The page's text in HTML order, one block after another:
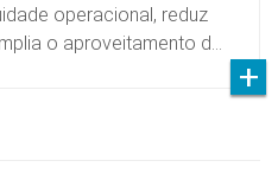
operacional, reduz
o aproveitamento d…